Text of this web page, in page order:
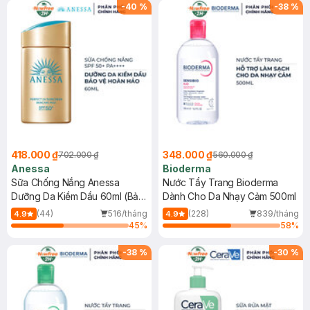
-40 %
418.000 ₫702.000 ₫
Anessa
Sữa Chống Nắng Anessa
Dưỡng Da Kiềm Dầu 60ml (Bản
Mới)
4.9 (44)
516/tháng
45%
-38 %
348.000 ₫560.000 ₫
Bioderma
Nước Tẩy Trang Bioderma
Dành Cho Da Nhạy Cảm 500ml
4.9 (228)
839/tháng
58%
-38 % -30 %